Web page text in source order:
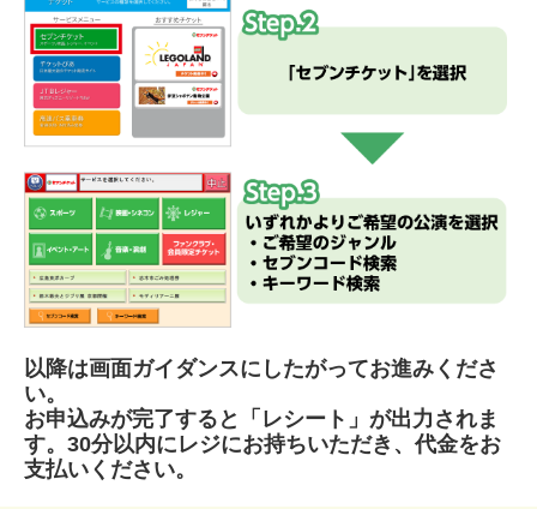
以降は画面ガイダンスにしたがってお進みくださ
い。
お申込みが完了すると「レシート」が出力されま
す。30分以内にレジにお持ちいただき、代金をお
支払いください。